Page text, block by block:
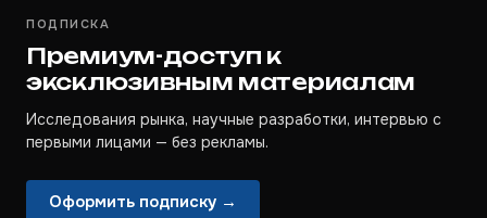
ПОДПИСКА
Премиум-доступ к
эксклюзивным материалам
Исследования рынка, научные разработки, интервью с
первыми лицами — без рекламы.
Оформить подписку →